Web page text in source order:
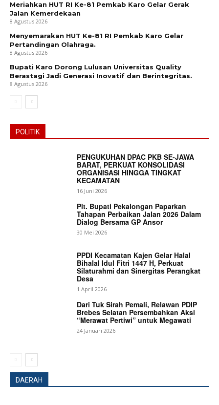
Meriahkan HUT RI Ke-81 Pemkab Karo Gelar Gerak
Jalan Kemerdekaan
8 Agustus 2026
Menyemarakan HUT Ke-81 RI Pemkab Karo Gelar
Pertandingan Olahraga.
8 Agustus 2026
Bupati Karo Dorong Lulusan Universitas Quality
Berastagi Jadi Generasi Inovatif dan Berintegritas.
8 Agustus 2026
POLITIK
PENGUKUHAN DPAC PKB SE-JAWA
BARAT, PERKUAT KONSOLIDASI
ORGANISASI HINGGA TINGKAT
KECAMATAN
16 Juni 2026
Plt. Bupati Pekalongan Paparkan
Tahapan Perbaikan Jalan 2026 Dalam
Dialog Bersama GP Ansor
30 Mei 2026
PPDI Kecamatan Kajen Gelar Halal
Bihalal Idul Fitri 1447 H, Perkuat
Silaturahmi dan Sinergitas Perangkat
Desa
1 April 2026
Dari Tuk Sirah Pemali, Relawan PDIP
Brebes Selatan Persembahkan Aksi
“Merawat Pertiwi” untuk Megawati
24 Januari 2026
DAERAH